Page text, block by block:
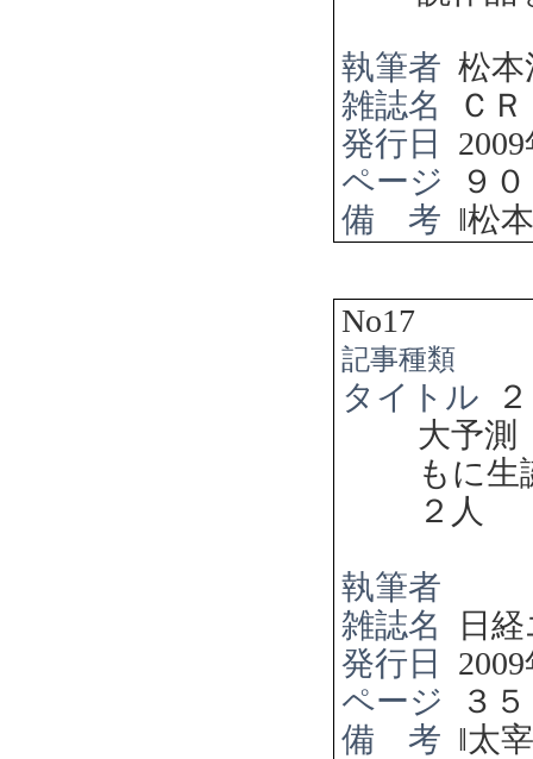
執筆者 松本
雑誌名
Ｃ
発行日
2009
ページ
９
備 考 ‖松
No17
記事種類
タイトル
大予
もに
２人
執筆者
雑誌名
日
発行日
2009
ページ
３５
備 考 ‖太